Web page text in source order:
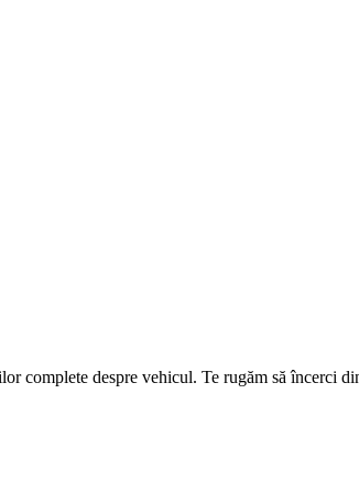
complete despre vehicul. Te rugăm să încerci